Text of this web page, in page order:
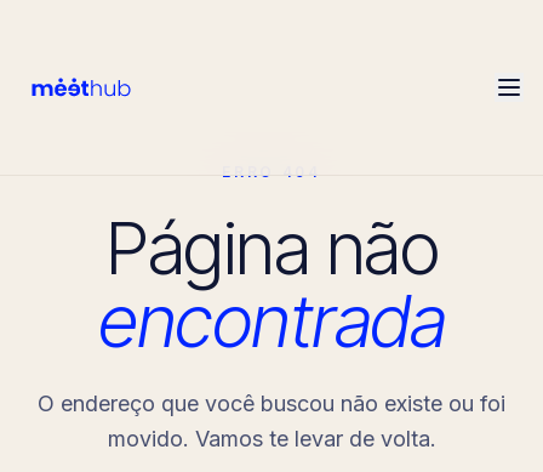
ERRO 404
Página não
encontrada
O endereço que você buscou não existe ou foi
movido. Vamos te levar de volta.